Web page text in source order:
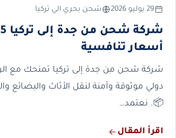
29 يوليو 2026 شحن بحري الي تركيا
أسعار تنافسية
شركة شحن من جدة إلى تركيا تمنحك مع
دولي موثوقة وآمنة لنقل الأثاث والبضائع
📦. نعتمد…
اقرأ المقال